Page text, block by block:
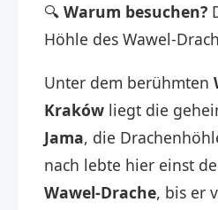
🔍 Warum besuchen?
Höhle des Wawel-
Unter dem berühmten
Kraków liegt die
Jama, die
nach lebte hier einst
Wawel-Drache, bis er